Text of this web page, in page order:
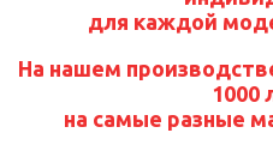
для каждой
На нашем
1000
на самые разные